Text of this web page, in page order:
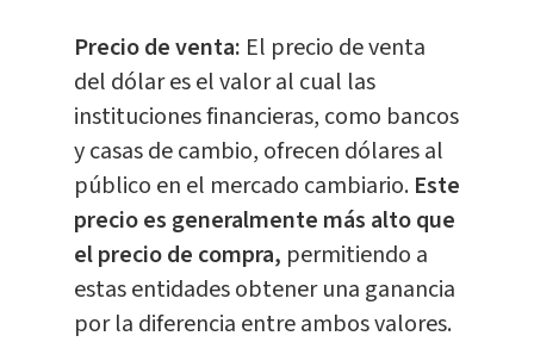
Precio de venta: El precio de venta
del dólar es el valor al cual las
instituciones financieras, como bancos
y casas de cambio, ofrecen dólares al
público en el mercado cambiario. Este
precio es generalmente más alto que
el precio de compra, permitiendo a
estas entidades obtener una ganancia
por la diferencia entre ambos valores.